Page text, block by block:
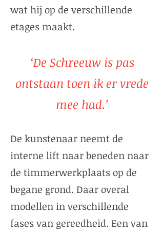
wat hij op de verschillende
etages maakt.
‘De Schreeuw is pas
ontstaan toen ik er vrede
mee had.’
De kunstenaar neemt de
interne lift naar beneden naar
de timmerwerkplaats op de
begane grond. Daar overal
modellen in verschillende
fases van gereedheid. Een van